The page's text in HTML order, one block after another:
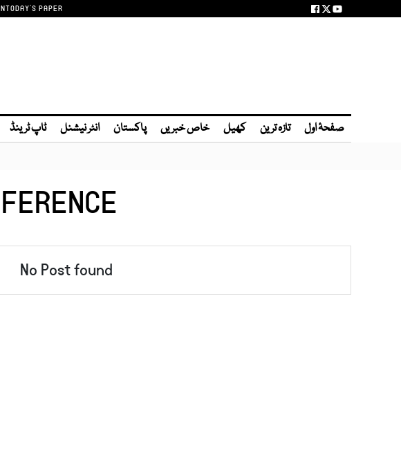
TODAY'S PAPER
صفحۂ اول تازہ ترین کھیل خاص خبریں پاکستان انٹر نیشنل ٹاپ ٹرینڈ
No Post found